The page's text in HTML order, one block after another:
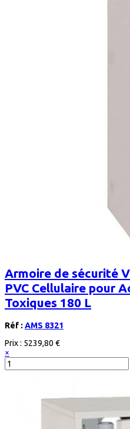
Armoire de sécurité
PVC Cellulaire pour
Toxiques 180 L
Réf : AMS 8321
Prix : 5239,80 €
×